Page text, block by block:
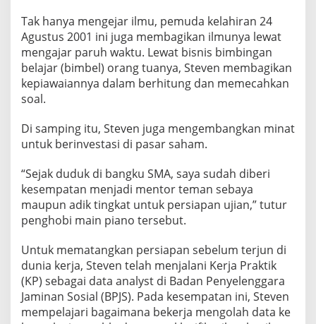
Tak hanya mengejar ilmu, pemuda kelahiran 24
Agustus 2001 ini juga membagikan ilmunya lewat
mengajar paruh waktu. Lewat bisnis bimbingan
belajar (bimbel) orang tuanya, Steven membagikan
kepiawaiannya dalam berhitung dan memecahkan
soal.
Di samping itu, Steven juga mengembangkan minat
untuk berinvestasi di pasar saham.
“Sejak duduk di bangku SMA, saya sudah diberi
kesempatan menjadi mentor teman sebaya
maupun adik tingkat untuk persiapan ujian,” tutur
penghobi main piano tersebut.
Untuk mematangkan persiapan sebelum terjun di
dunia kerja, Steven telah menjalani Kerja Praktik
(KP) sebagai data analyst di Badan Penyelenggara
Jaminan Sosial (BPJS). Pada kesempatan ini, Steven
mempelajari bagaimana bekerja mengolah data ke